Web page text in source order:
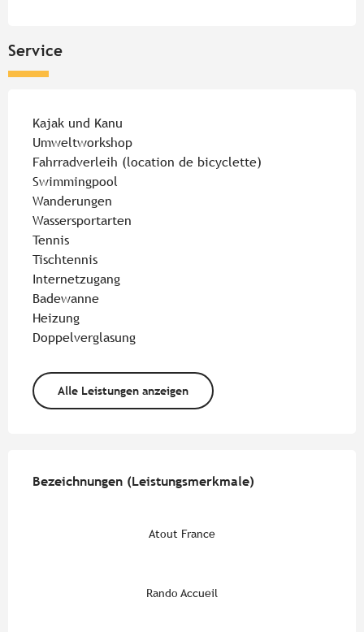
Service
Kajak und Kanu
Umweltworkshop
Fahrradverleih (location de bicyclette)
Swimmingpool
Wanderungen
Wassersportarten
Tennis
Tischtennis
Internetzugang
Badewanne
Heizung
Doppelverglasung
Alle Leistungen anzeigen
Bezeichnungen (Leistungsmerkmale)
Bezeichnungen (Leistungsmerkmale)
Atout France
Rando Accueil